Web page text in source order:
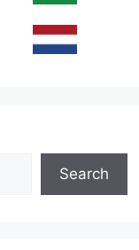
Search